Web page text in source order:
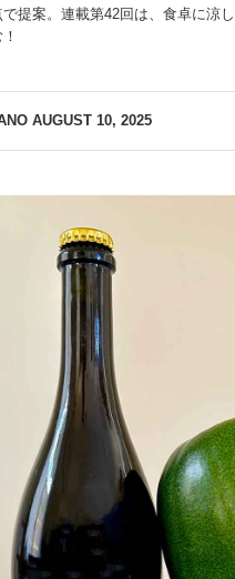
で提案。連載第42回は、食卓に涼
AUGUST 10, 2025